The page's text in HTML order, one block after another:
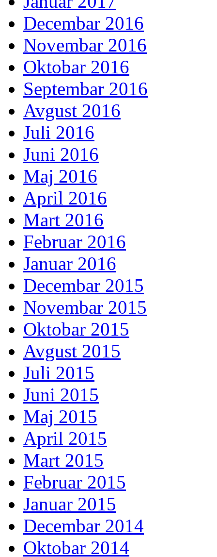
Decembar 2016
Novembar 2016
Oktobar 2016
Septembar 2016
Avgust 2016
Juli 2016
Juni 2016
Maj 2016
April 2016
Mart 2016
Februar 2016
Januar 2016
Decembar 2015
Novembar 2015
Oktobar 2015
Avgust 2015
Juli 2015
Juni 2015
Maj 2015
April 2015
Mart 2015
Februar 2015
Januar 2015
Decembar 2014
Oktobar 2014